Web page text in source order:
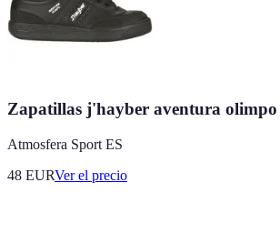
Zapatillas j'hayber aventura olimpo
Atmosfera Sport ES
48 EURVer el precio